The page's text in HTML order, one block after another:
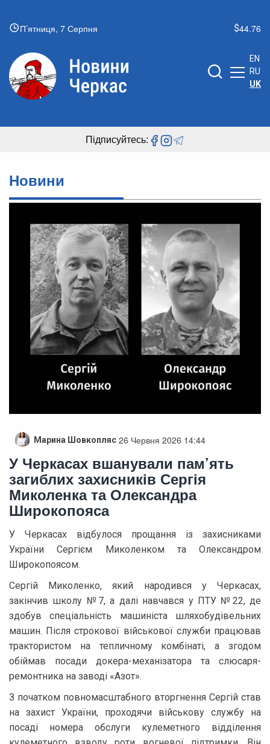
П’ятниця, 7 Серпня 44.76
EN
RU
UK
Підписуйтесь:
Новини
Марина Шовкопляс 26 Червня 2026 14:44
У Черкасах вшанували пам’ять
загиблих захисників Сергія
Миколенка та Олександра
Широкопояса
У Черкасах відбулося прощання із захисниками
України Сергієм Миколенком та Олександром
Широкопоясом.
Сергій Миколенко, який народився у Черкасах,
закінчив школу №7, а далі навчався у ПТУ №22, де
здобув спеціальність машиніста шляхобудівельних
машин. Після строкової військової служби працював
трактористом на тепличному комбінаті, а згодом
обіймав посади докера-механізатора та слюсаря-
ремонтника на заводі «Азот».
З початком повномасштабного вторгнення Сергій став
на захист України, проходячи військову службу на
посаді номера обслуги кулеметного відділення